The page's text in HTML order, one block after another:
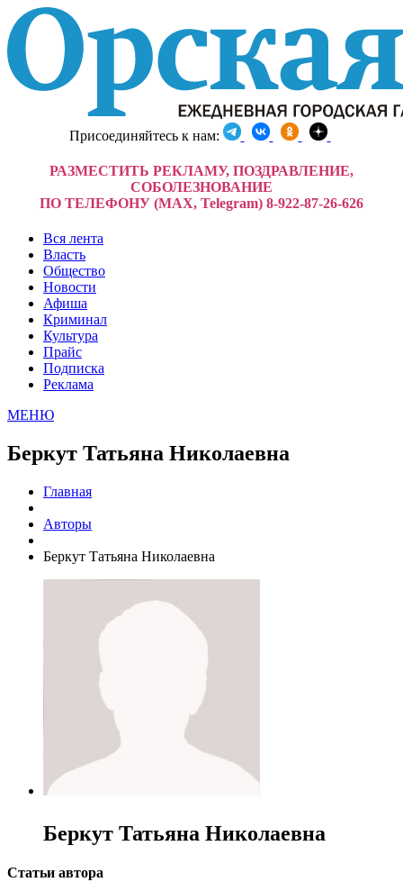
Присоединяйтесь к нам:
РАЗМЕСТИТЬ РЕКЛАМУ, ПОЗДРАВЛЕНИЕ,
СОБОЛЕЗНОВАНИЕ
ПО ТЕЛЕФОНУ (MAX, Telegram) 8-922-87-26-626
Вся лента
Власть
Общество
Новости
Афиша
Криминал
Культура
Прайс
Подписка
Реклама
МЕНЮ
Беркут Татьяна Николаевна
Главная
Авторы
Беркут Татьяна Николаевна
Беркут Татьяна Николаевна
Статьи автора